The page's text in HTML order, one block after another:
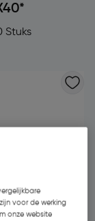
Stuks
voor de werking
onze website